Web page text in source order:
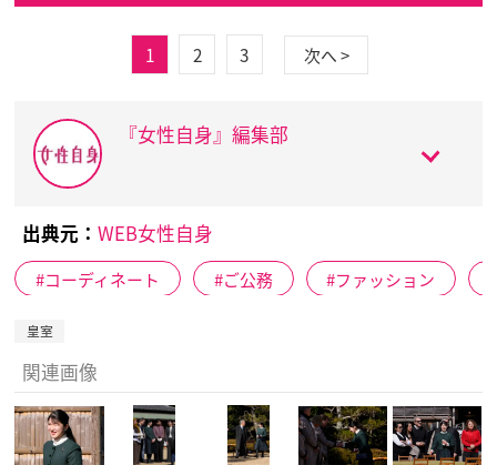
1 2 3 次へ >
『女性自身』編集部
出典元： WEB女性自身
コーディネート ご公務 ファッション
皇室
関連画像